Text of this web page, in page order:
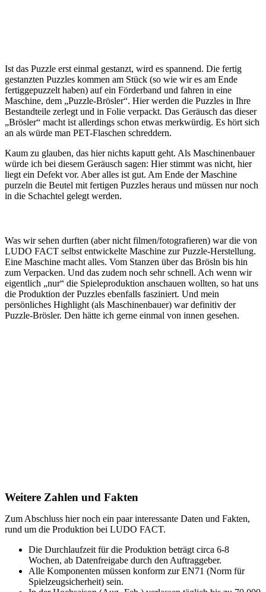
Ist das Puzzle erst einmal gestanzt, wird es spannend. Die fertig
gestanzten Puzzles kommen am Stück (so wie wir es am Ende
fertiggepuzzelt haben) auf ein Förderband und fahren in eine
Maschine, dem „Puzzle-Brösler“. Hier werden die Puzzles in Ihre
Bestandteile zerlegt und in Folie verpackt. Das Geräusch das dieser
„Brösler“ macht ist allerdings schon etwas merkwürdig. Es hört sich
an als würde man PET-Flaschen schreddern.
Kaum zu glauben, das hier nichts kaputt geht. Als Maschinenbauer
würde ich bei diesem Geräusch sagen: Hier stimmt was nicht, hier
liegt ein Defekt vor. Aber alles ist gut. Am Ende der Maschine
purzeln die Beutel mit fertigen Puzzles heraus und müssen nur noch
in die Schachtel gelegt werden.
Was wir sehen durften (aber nicht filmen/fotografieren) war die von
LUDO FACT selbst entwickelte Maschine zur Puzzle-Herstellung.
Eine Maschine macht alles. Vom Stanzen über das Brösln bis hin
zum Verpacken. Und das zudem noch sehr schnell. Ach wenn wir
eigentlich „nur“ die Spieleproduktion anschauen wollten, so hat uns
die Produktion der Puzzles ebenfalls fasziniert. Und mein
persönliches Highlight (als Maschinenbauer) war definitiv der
Puzzle-Brösler. Den hätte ich gerne einmal von innen gesehen.
Weitere Zahlen und Fakten
Zum Abschluss hier noch ein paar interessante Daten und Fakten,
rund um die Produktion bei LUDO FACT.
Die Durchlaufzeit für die Produktion beträgt circa 6-8
Wochen, ab Datenfreigabe durch den Auftraggeber.
Alle Komponenten müssen konform zur EN71 (Norm für
Spielzeugsicherheit) sein.